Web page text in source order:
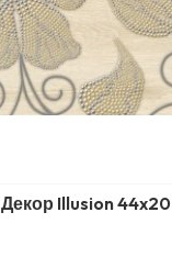
Декор Illusion 44x20